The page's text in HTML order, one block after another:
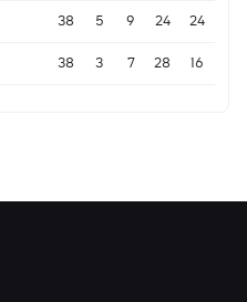
38 5 9 24 24
38 3 7 28 16